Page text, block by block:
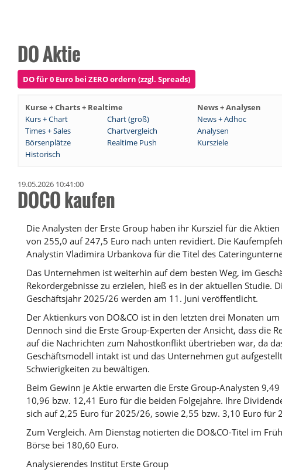
DO Aktie
DO für 0 Euro bei ZERO ordern (zzgl. Spreads)
Kurse + Charts + Realtime News + Analysen
Kurs + Chart
Chart (groß) News + Adhoc
Times + Sales
Chartvergleich Analysen
Börsenplätze
Realtime Push Kursziele
Historisch
19.05.2026 10:41:00
DOCO kaufen
Die Analysten der Erste Group haben ihr Kursziel für die
von 255,0 auf 247,5 Euro nach unten revidiert. Die
Analystin Vladimira Urbankova für die Titel des
Das Unternehmen ist weiterhin auf dem besten Weg, im
Rekordergebnisse zu erzielen, hieß es in der aktuellen Studie.
Geschäftsjahr 2025/26 werden am 11. Juni veröffentlicht.
Der Aktienkurs von DO&CO ist in den letzten drei Monaten
Dennoch sind die Erste Group-Experten der Ansicht, dass die
auf die Nachrichten zum Nahostkonflikt übertrieben war, da
Geschäftsmodell intakt ist und das Unternehmen gut
Schwierigkeiten zu bewältigen.
Beim Gewinn je Aktie erwarten die Erste Group-Analysten
10,96 bzw. 12,41 Euro für die beiden Folgejahre. Ihre
sich auf 2,25 Euro für 2025/26, sowie 2,55 bzw. 3,10 Euro für
Zum Vergleich. Am Dienstag notierten die DO&CO-Titel im
Börse bei 180,60 Euro.
Analysierendes Institut Erste Group